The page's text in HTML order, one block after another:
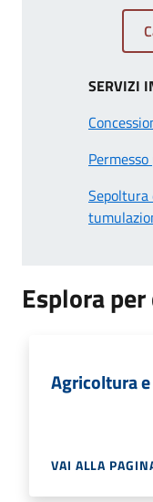
SERVIZI
Sepoltura
Esplora
Agricoltura
VAI ALLA